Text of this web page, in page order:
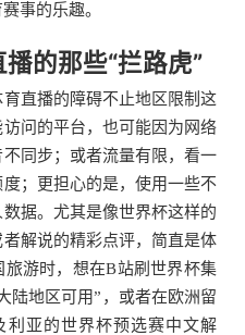
事的乐趣。
的那些“拦路虎”
直播的障碍不止地区限制这
问的平台，也可能因为网络
同步；或者流量有限，看一
；更担心的是，使用一些不
据。尤其是像世界杯这样的
解说的精彩点评，简直是体
旅游时，想在B站刷世界杯集
陆地区可用”，或者在欧洲留
利亚的世界杯预选赛中文解